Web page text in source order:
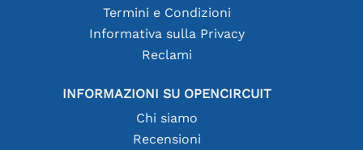
Termini e Condizioni
Informativa sulla Privacy
Reclami
INFORMAZIONI SU OPENCIRCUIT
Chi siamo
Recensioni